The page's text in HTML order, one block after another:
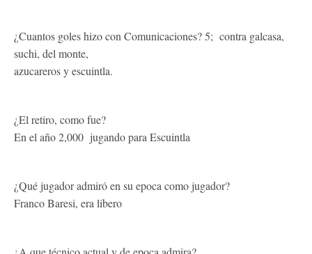
¿Cuantos goles hizo con Comunicaciones? 5; contra galcasa,
suchi, del monte,
azucareros y escuintla.
¿El retiro, como fue?
En el año 2,000 jugando para Escuintla
¿Qué jugador admiró en su epoca como jugador?
Franco Baresi, era libero